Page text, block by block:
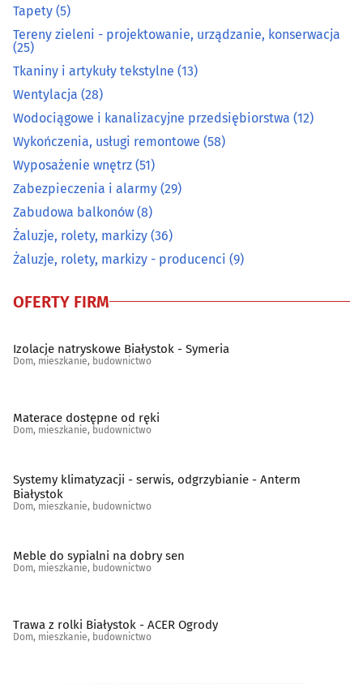
Obrazy, ramy(6)
Ogrodnicze artykuły i sprzęt (37)
Ogrzewanie i techniki grzewcze(33)
(10)
Osuszanie i odgrzybianie budynków
Oświetlenie(18)
Sanitarno-instalacyjne artykuły
Stolarstwo(32)
Szkło ozdobne i użytkowe
Tapety (5)
Tereny zieleni - projektowanie, urządzanie, konserwacja
(25)
Tkaniny i artykuły tekstylne (13)
Wentylacja (28)
Wodociągowe i kanalizacyjne przedsiębiorstwa (12)
Wykończenia, usługi remontowe (58)
Wyposażenie wnętrz (51)
Zabezpieczenia i alarmy (29)
Zabudowa balkonów (8)
Żaluzje, rolety, markizy (36)
Żaluzje, rolety, markizy - producenci (9)
OFERTY FIRM
Izolacje natryskowe Białystok - Symeria
Dom, mieszkanie, budownictwo
Materace dostępne od ręki
Dom, mieszkanie, budownictwo
Systemy klimatyzacji - serwis, odgrzybianie - Anterm
Białystok
Dom, mieszkanie, budownictwo
Meble do sypialni na dobry sen
Dom, mieszkanie, budownictwo
Trawa z rolki Białystok - ACER Ogrody
Dom, mieszkanie, budownictwo